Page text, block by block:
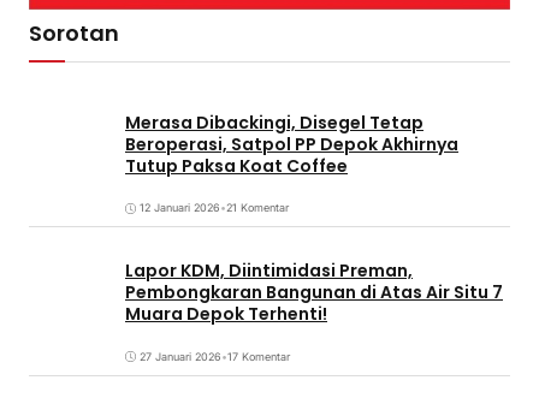
Sorotan
Merasa Dibackingi, Disegel Tetap
Beroperasi, Satpol PP Depok Akhirnya
Tutup Paksa Koat Coffee
12 Januari 2026•21 Komentar
Lapor KDM, Diintimidasi Preman,
Pembongkaran Bangunan di Atas Air Situ 7
Muara Depok Terhenti!
27 Januari 2026•17 Komentar